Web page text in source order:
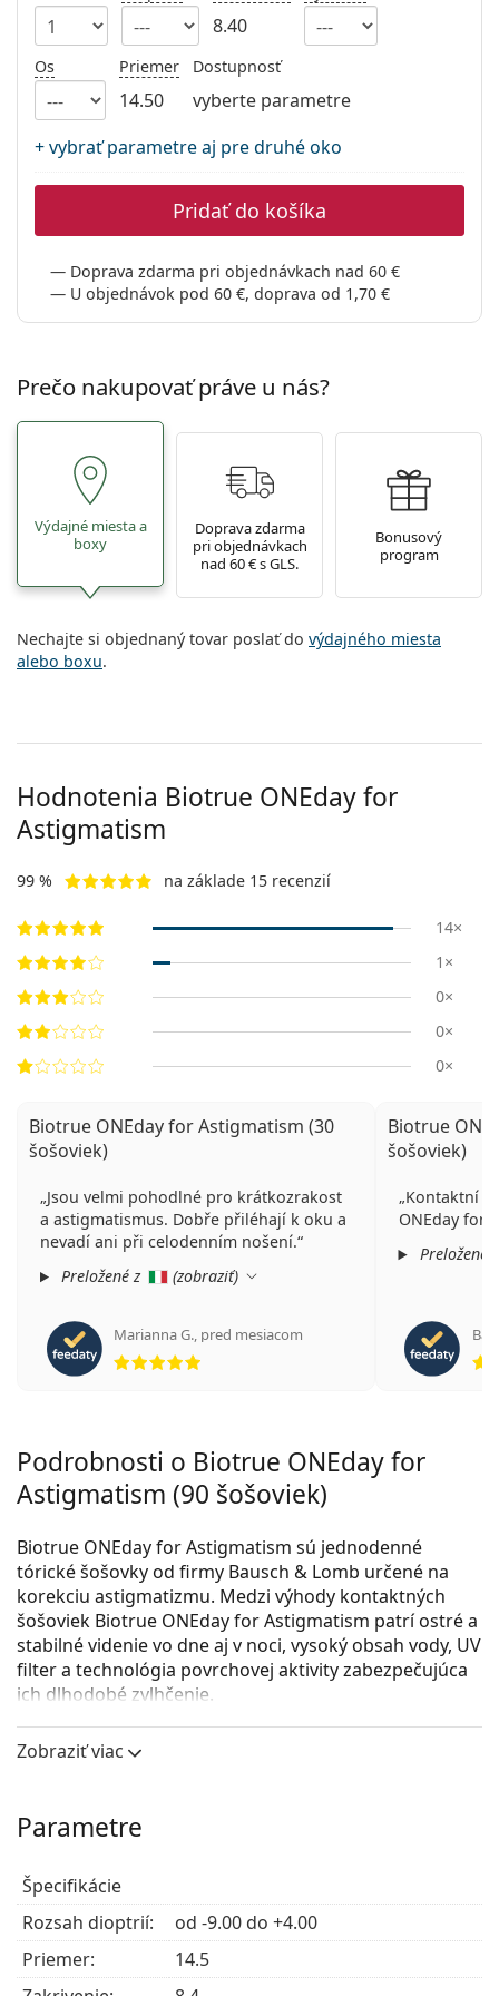
Všetky značky
Persol
Prada
Všetky značky
Všetky roztoky
8.40
Os Priemer
14.50
Dostupnosť
vyberte parametre
+ vybrať parametre aj pre druhé oko
Pridať do košíka
Doprava zdarma pri objednávkach nad 60 €
U objednávok pod 60 €, doprava od 1,70 €
Prečo nakupovať práve u nás?
Výdajné miesta a
boxy
Doprava zdarma
pri objednávkach
nad 60 € s GLS.
Bonusový
program
Nechajte si objednaný tovar poslať do výdajného miesta
alebo boxu.
Hodnotenia Biotrue ONEday for
Astigmatism
99 % na základe 15 recenzií
14×
1×
0×
0×
0×
Biotrue ONEday for Astigmatism (30
šošoviek)
Jsou velmi pohodlné pro krátkozrakost
a astigmatismus. Dobře přiléhají k oku a
nevadí ani při celodenním nošení.
Preložené z
(zobraziť)
Marianna G., pred mesiacom
hodnotenie 5 z 5
Biotrue
šošoviek)
Kontaktní
ONEday for
Preložené
Podrobnosti o Biotrue ONEday for
Astigmatism (90 šošoviek)
Biotrue ONEday for Astigmatism sú jednodenné
tórické šošovky od firmy Bausch & Lomb určené na
korekciu astigmatizmu. Medzi výhody kontaktných
šošoviek Biotrue ONEday for Astigmatism patrí ostré a
stabilné videnie vo dne aj v noci, vysoký obsah vody, UV
filter a technológia povrchovej aktivity zabezpečujúca
ich dlhodobé zvlhčenie.
Vďaka jedinečnému mechanizmu, ktorý zabraňuje
vysychaniu na povrchu, si šošovky udržujú 98 %
Sú teda ideálnou voľbou pre nositeľov, ktorí dlhodobo
Unikátny dizajn inšpirovaný mechanizmom žmurkania
je navrhnutý pre pohodlie a stabilné videnie. Šošovka
je navyše technicky vytvorená tak, aby redukovala
oslnenie a svetelné kruhy aj za zhoršených svetelných
podmienok.
Zobraziť viac
Parametre
Špecifikácie
Rozsah dioptrií:
od -9.00 do +4.00
Priemer:
14.5